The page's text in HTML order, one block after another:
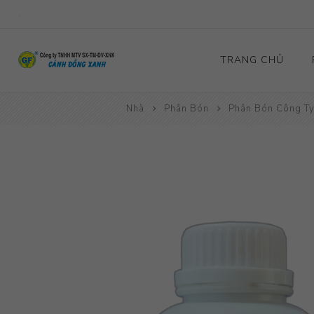
.
TRANG CHỦ
Nhà Phân Bón Phân Bón Công